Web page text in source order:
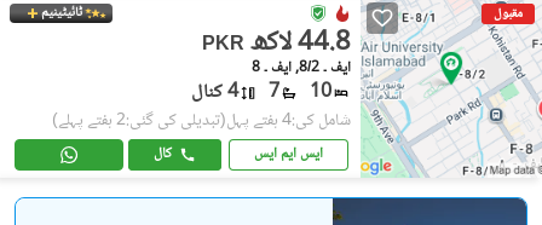
مقبول ٹائیٹینیم
PKR 44.8 لاکھ
ایف ۔ 8/2, ایف ۔ 8
10
7 4 کنال
شامل کی:4 ہفتے پہل (تبدیلی کی گئی:2 ہفتے پہلے)
ایس ایم ایس کال